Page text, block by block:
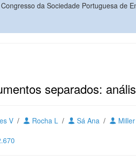
Congresso da Sociedade Portuguesa de
separados:
V / Rocha L / Sá Ana /